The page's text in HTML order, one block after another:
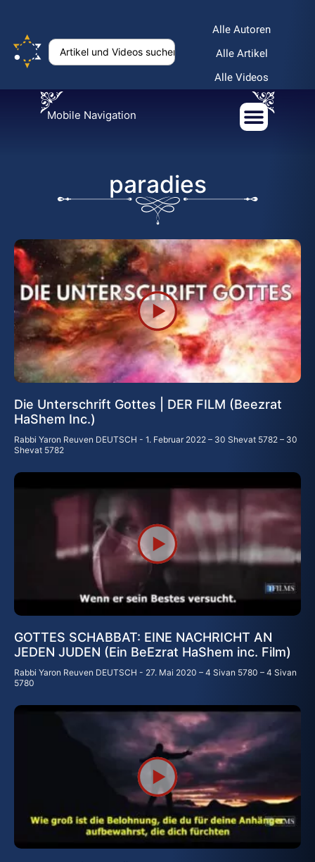
Alle Autoren
Alle Artikel
Alle Videos
Mobile Navigation
paradies
Die Unterschrift Gottes | DER FILM (Beezrat
HaShem Inc.)
Rabbi Yaron Reuven DEUTSCH
1. Februar 2022 – 30 Shevat 5782 – 30
Shevat 5782
GOTTES SCHABBAT: EINE NACHRICHT AN
JEDEN JUDEN (Ein BeEzrat HaShem inc. Film)
Rabbi Yaron Reuven DEUTSCH
27. Mai 2020 – 4 Sivan 5780 – 4 Sivan
5780